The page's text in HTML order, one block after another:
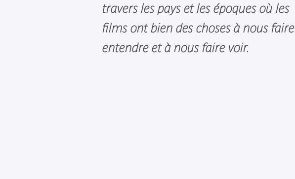
travers les pays et les époques où les
films ont bien des choses à nous faire
entendre et à nous faire voir.